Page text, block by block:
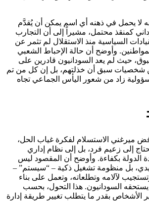
لا يحمل في ذهنه أي اسم يمكن أن يُقدَّم
كمنقذ محتمل، مشيراً إلى أن التجارب
السياسية منذ الاستقلال لم تثمر عن
وأوضح أن حالة الإحباط الشعبي
حيث لم يعد السودانيون قادرين على
شخصيات سبق أن خذلتهم، بل إن كل من تم
زاد من شعور اليأس الجماعي تجاه
ميرغني الاستسلام لفكرة غياب الحل،
إلى زعيم فرد، بل إلى نظام إداري
الدولة بكفاءة. وأوضح أن المقصود ليس
بل منظومة تشغيل ذكية – “سيستم” –
لآلامه وتطلعاته، وتعمل على بناء
السودانيون. هذا التحول، بحسب
الأشخاص بقدر ما يتطلب تغيير طريقة إدارة